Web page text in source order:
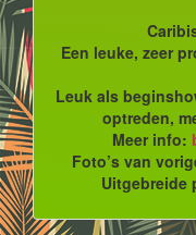
Een leuke, zeer
Leuk als
optreden,
Meer info:
Foto’s van
Uitgebreide